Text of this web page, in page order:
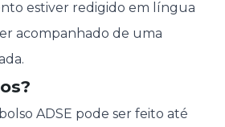
estiver redigido em língua
acompanhado de uma
ADSE pode ser feito até